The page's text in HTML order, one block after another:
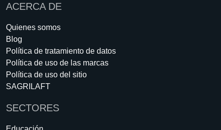
ACERCA DE
Quienes somos
Blog
Política de tratamiento de datos
Política de uso de las marcas
Política de uso del sitio
SAGRILAFT
SECTORES